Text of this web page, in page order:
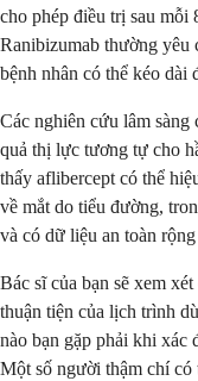
cho phép điều trị sau mỗi
Ranibizumab thường yêu
bệnh nhân có thể kéo dài
Các nghiên cứu lâm sàng
quả thị lực tương tự cho
thấy aflibercept có thể
về mắt do tiểu đường,
và có dữ liệu an toàn
Bác sĩ của bạn sẽ xem
thuận tiện của lịch trình
nào bạn gặp phải khi xác
Một số người thậm chí có